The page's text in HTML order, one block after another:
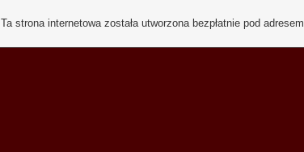
Ta strona internetowa została utworzona bezpłatnie pod adresem